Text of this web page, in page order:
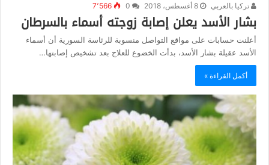
تركيا بالعربي 8 أغسطس، 2018 7٬566
بشار الأسد يعلن إصابة زوجته أسماء بالسرطان
أعلنت حسابات على مواقع التواصل منسوبة للرئاسة السورية أن أسماء
الأسد عقيلة بشار الأسد، بدأت الخضوع للعلاج بعد تشخيص إصابتها…
أكمل القراءة »